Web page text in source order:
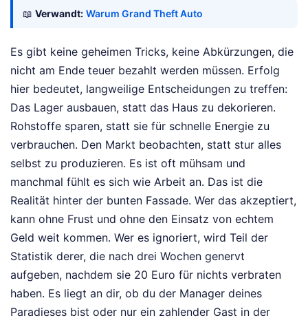
📖 Verwandt: Warum Grand Theft Auto
Es gibt keine geheimen Tricks, keine Abkürzungen, die
nicht am Ende teuer bezahlt werden müssen. Erfolg
hier bedeutet, langweilige Entscheidungen zu treffen:
Das Lager ausbauen, statt das Haus zu dekorieren.
Rohstoffe sparen, statt sie für schnelle Energie zu
verbrauchen. Den Markt beobachten, statt stur alles
selbst zu produzieren. Es ist oft mühsam und
manchmal fühlt es sich wie Arbeit an. Das ist die
Realität hinter der bunten Fassade. Wer das akzeptiert,
kann ohne Frust und ohne den Einsatz von echtem
Geld weit kommen. Wer es ignoriert, wird Teil der
Statistik derer, die nach drei Wochen genervt
aufgeben, nachdem sie 20 Euro für nichts verbraten
haben. Es liegt an dir, ob du der Manager deines
Paradieses bist oder nur ein zahlender Gast in der